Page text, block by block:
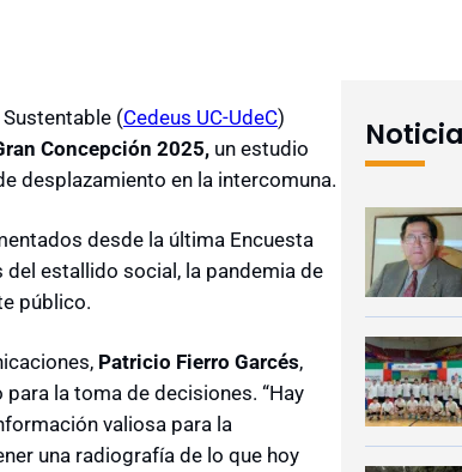
(Cedeus UC-UdeC)
Concepción 2025, un estudio
desplazamiento en la intercomuna.
desde la última Encuesta
estallido social, la pandemia de
público.
Patricio Fierro Garcés,
la toma de decisiones. “Hay
valiosa para la
una radiografía de lo que hoy